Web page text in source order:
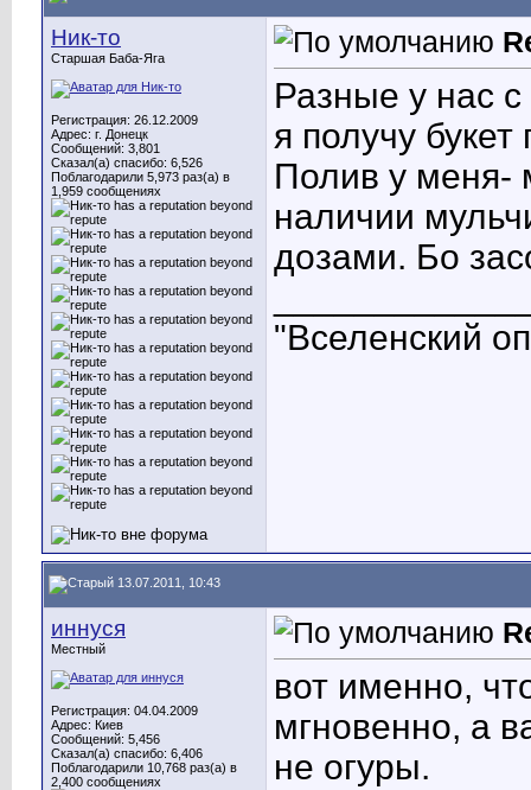
Ник-то
Старшая Баба-Яга
Регистрация: 26.12.2009
Адрес: г. Донецк
Сообщений: 3,801
Сказал(а) спасибо: 6,526
Поблагодарили 5,973 раз(а) в
1,959 сообщениях
Разные у нас
я получу
Полив у меня-
наличии
дозами. Бо
"Вселенский
13.07.2011, 10:43
иннуся
Местный
Регистрация: 04.04.2009
Адрес: Киев
Сообщений: 5,456
Сказал(а) спасибо: 6,406
Поблагодарили 10,768 раз(а) в
2,400 сообщениях
вот именно,
мгновенно, а
не огуры.